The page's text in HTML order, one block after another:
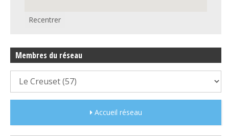
Recentrer
Membres du réseau
Accueil réseau